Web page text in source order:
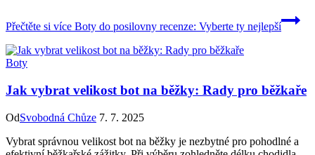
Přečtěte si více Boty do posilovny recenze: Vyberte ty nejlepší
Boty
Jak vybrat velikost bot na běžky: Rady pro běžkaře
OdSvobodná Chůze 7. 7. 2025
Vybrat správnou velikost bot na běžky je nezbytné pro pohodlné a